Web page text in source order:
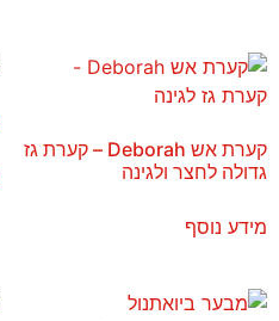
קערת אש Deborah – קערת גז
גדולה לחצר ולגינה
מידע נוסף